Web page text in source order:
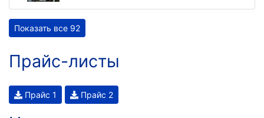
Показать все 92
Прайс-листы
Прайс 1 Прайс 2